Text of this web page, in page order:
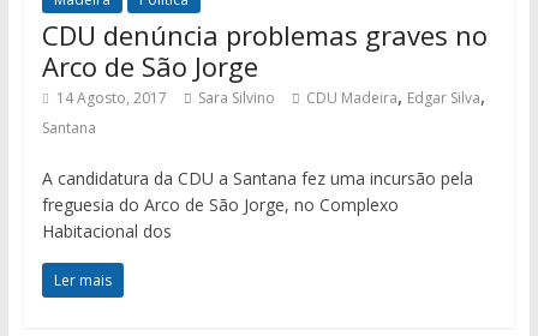
CDU denúncia problemas graves no
Arco de São Jorge
14 Agosto, 2017 Sara Silvino CDU Madeira, Edgar Silva,
Santana
A candidatura da CDU a Santana fez uma incursão pela
freguesia do Arco de São Jorge, no Complexo
Habitacional dos
Ler mais